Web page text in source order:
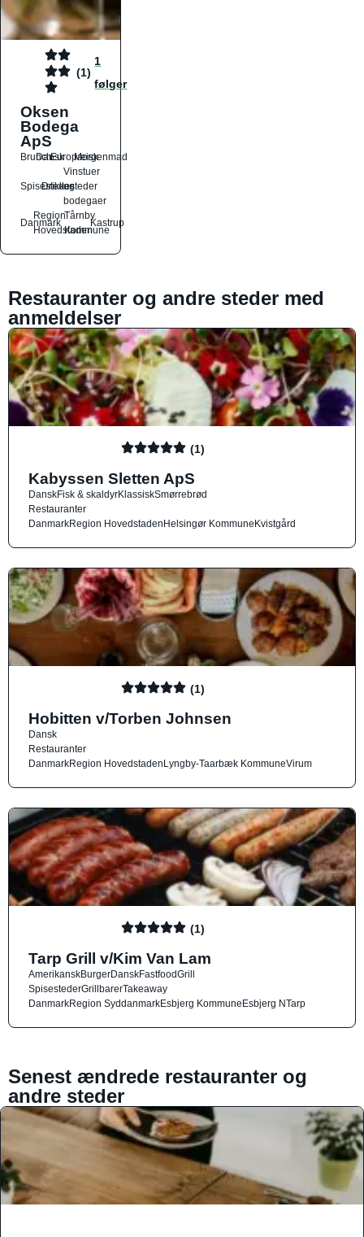
(1)
1
følger
Oksen
Bodega
ApS
Brunch
DanskEuropæiskMorgenmad
Spisesteder
Drikkesteder
Vinstuer
og
bodegaer
Danmark
Region
Hovedstaden
Tårnby
Kommune
Kastrup
Restauranter og andre steder med
anmeldelser
(1)
Kabyssen Sletten ApS
DanskFisk & skaldyrKlassiskSmørrebrød
Restauranter
DanmarkRegion HovedstadenHelsingør KommuneKvistgård
(1)
Hobitten v/Torben Johnsen
Dansk
Restauranter
DanmarkRegion HovedstadenLyngby-Taarbæk KommuneVirum
(1)
Tarp Grill v/Kim Van Lam
AmerikanskBurgerDanskFastfoodGrill
SpisestederGrillbarerTakeaway
DanmarkRegion SyddanmarkEsbjerg KommuneEsbjerg NTarp
Senest ændrede restauranter og
andre steder